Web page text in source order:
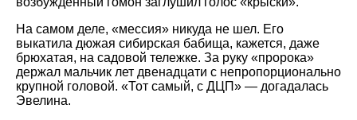
На самом деле,
мессия
никуда не шел. Его
выкатила дюжая сибирская бабища, кажется, даже
брюхатая, на садовой тележке. За руку
пророка
держал мальчик лет двенадцати с непропорционально
крупной головой.
Тот самый, с ДЦП
— догадалась
Эвелина.